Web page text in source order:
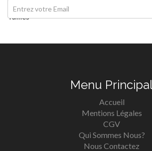
Menu
Accueil
Mentions Légales
CGV
Qui Sommes Nous?
Nous Contactez